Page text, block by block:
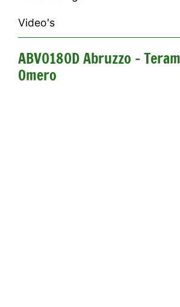
Video's
ABV0180D Abruzzo -
Omero